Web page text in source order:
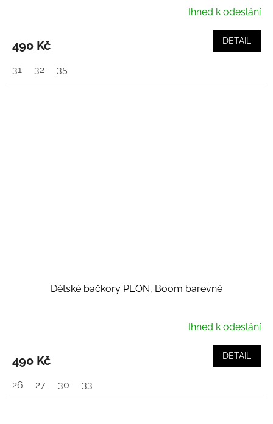
Ihned k odeslání
490 Kč DETAIL
31 32 35
Dětské bačkory PEON, Boom barevné
Ihned k odeslání
490 Kč DETAIL
26 27 30 33